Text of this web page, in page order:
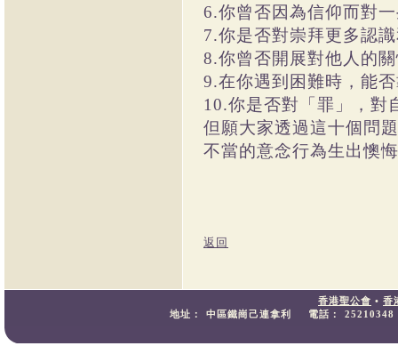
6.你曾否因為信仰而對
7.你是否對崇拜更多認
8.你曾否開展對他人的
9.在你遇到困難時，能
10.你是否對「罪」，對
但願大家透過這十個問
不當的意念行為生出懊
返回
香港聖公會 • 香
地址：
中區鐵崗己連拿利 電話： 25210348